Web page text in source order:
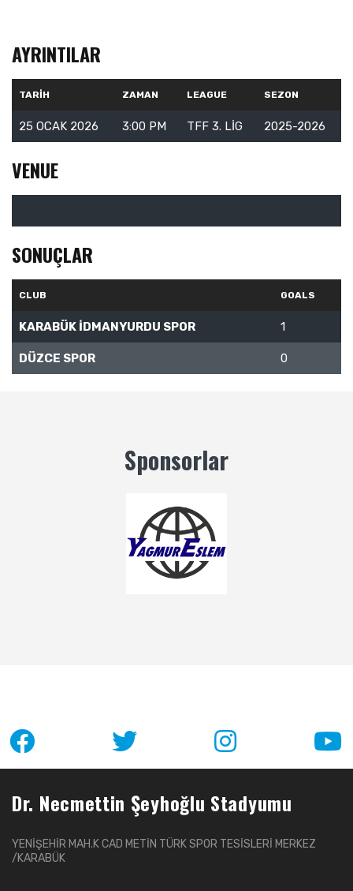
AYRINTILAR
TARIH ZAMAN LEAGUE SEZON
25 OCAK 2026 3:00 PM TFF 3. LIG 2025-2026
VENUE
SONUÇLAR
CLUB GOALS
KARABÜK İDMANYURDU SPOR 1
DÜZCE SPOR 0
Sponsorlar
Dr. Necmettin Şeyhoğlu Stadyumu
YENİŞEHİR MAH.K CAD METİN TÜRK SPOR TESİSLERİ MERKEZ
/KARABÜK